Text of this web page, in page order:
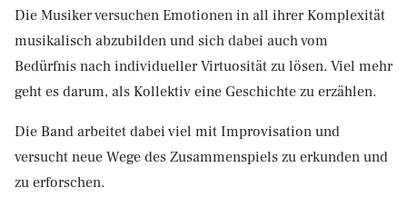
Die Musiker versuchen Emotionen in all ihrer Komplexität
musikalisch abzubilden und sich dabei auch vom
Bedürfnis nach individueller Virtuosität zu lösen. Viel mehr
geht es darum, als Kollektiv eine Geschichte zu erzählen.
Die Band arbeitet dabei viel mit Improvisation und
versucht neue Wege des Zusammenspiels zu erkunden und
zu erforschen.